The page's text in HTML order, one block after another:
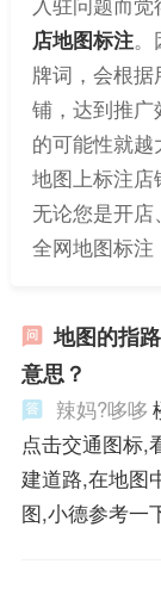
店地图标注。
牌词，会根
铺，达到推
的可能性就
地图上标注店
无论您是开
全网地图标注
地图的指
意思？
辣妈?哆哆
点击交通图标,
建道路,在地图
图,小德参考一